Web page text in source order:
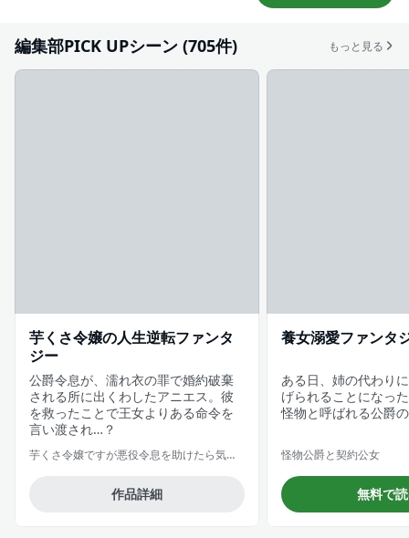
編集部PICK UPシーン (705件) もっと見る
芋くさ令嬢の人生逆転ファンタ
ジー
公爵令息が、濡れ衣の罪で婚約破棄
される所に出くわしたアニエス。彼
を救ったことで王女よりある命令を
言い渡され…？
芋くさ令嬢ですが悪役令息を助けたら気に入られました
作品詳細
養女溺愛ファンタ
ある日、姉の代わり
げられることになっ
怪物と呼ばれる公爵
怪物公爵と契約公女
無料で